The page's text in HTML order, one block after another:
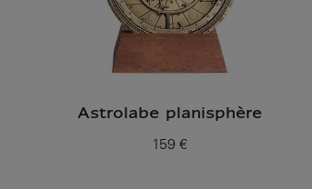
Astrolabe planisphère
Prix ​​actuel
159 €